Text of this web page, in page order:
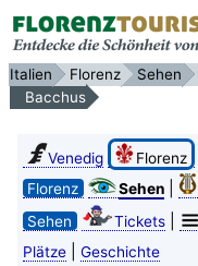
Italien Florenz Sehen
Bacchus
Venedig Florenz
Florenz
Sehen|
Sehen
Tickets|
Plätze| Geschichte